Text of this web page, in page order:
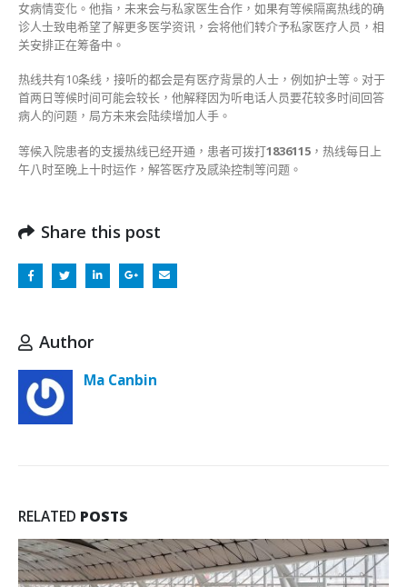
加
派
手〉
中
女病情变化。他指，未来会与私家医生合作，如果有等候隔离热线的确
诊人士致电希望了解更多医学资讯，会将他们转介予私家医疗人员，相
关安排正在筹备中。
热线共有10条线，接听的都会是有医疗背景的人士，例如护士等。对于
首两日等候时间可能会较长，他解释因为听电话人员要花较多时间回答
病人的问题，局方未来会陆续增加人手。
等候入院患者的支援热线已经开通，患者可拨打1836115 ，热线每日上
午八时至晚上十时运作，解答医疗及感染控制等问题。
Share this post
Author
Ma Canbin
RELATED POSTS